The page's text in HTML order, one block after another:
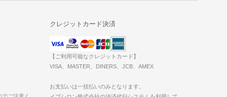
クレジットカード決済
【ご利用可能なクレジットカード】
VISA、MASTER、DINERS、JCB、AMEX
お支払いは一括払いのみとなります。